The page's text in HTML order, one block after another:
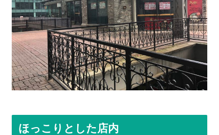
ほっこりとした店内